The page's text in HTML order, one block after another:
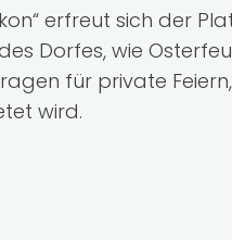
erfreut sich der
Dorfes, wie
für private
wird.